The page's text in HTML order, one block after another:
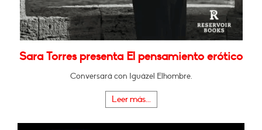
Sara Torres presenta El pensamiento erótico
Conversará con Iguázel Elhombre.
Leer más...